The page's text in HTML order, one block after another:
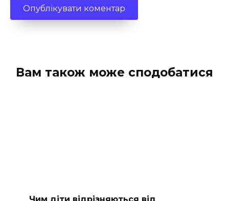
Вам також може сподобатися
Чим діти відрізняються від